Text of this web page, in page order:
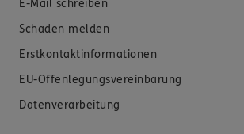
E-Mail schreiben
Schaden melden
Erstkontaktinformationen
EU-Offenlegungsvereinbarung
Datenverarbeitung